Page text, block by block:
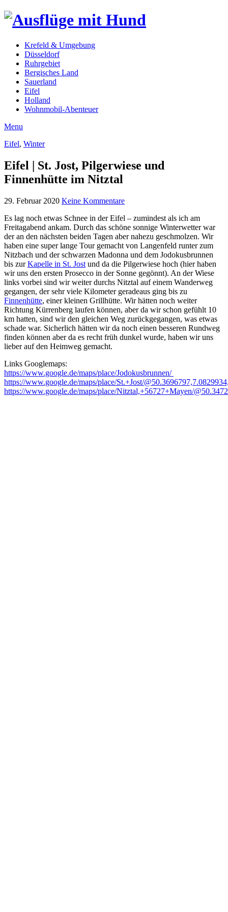
Krefeld & Umgebung
Düsseldorf
Ruhrgebiet
Bergisches Land
Sauerland
Eifel
Holland
Wohnmobil-Abenteuer
Menu
Eifel, Winter
Eifel | St. Jost, Pilgerwiese und
Finnenhütte im Nitztal
29. Februar 2020 Keine Kommentare
Es lag noch etwas Schnee in der Eifel – zumindest als ich am
Freitagabend ankam. Durch das schöne sonnige Winterwetter war
der an den nächsten beiden Tagen aber nahezu geschmolzen. Wir
haben eine super lange Tour gemacht von Langenfeld runter zum
Nitzbach und der schwarzen Madonna und dem Jodokusbrunnen
bis zurKapelle in St. Jost und da die Pilgerwiese hoch (hier haben
wir uns den ersten Prosecco in der Sonne gegönnt). An der Wiese
links vorbei sind wir weiter durchs Nitztal auf einem Wanderweg
gegangen, der sehr viele Kilometer geradeaus ging bis zu
Finnenhütte, einer kleinen Grillhütte. Wir hätten noch weiter
Richtung Kürrenberg laufen können, aber da wir schon gefühlt 10
km hatten, sind wir den gleichen Weg zurückgegangen, was etwas
schade war. Sicherlich hätten wir da noch einen besseren Rundweg
finden können aber da es recht früh dunkel wurde, haben wir uns
lieber auf den Heimweg gemacht.
Links Googlemaps:
https://www.google.de/maps/place/Jodokusbrunnen/
https://www.google.de/maps/place/St.+Jost/
https://www.google.de/maps/place/Nitztal,+56727+Mayen/